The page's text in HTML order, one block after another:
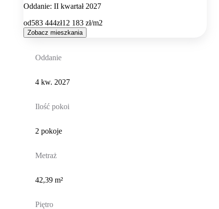
Oddanie: II kwartał 2027
od583 444zł12 183 zł/m2
Zobacz mieszkania
Oddanie
4 kw. 2027
Ilość pokoi
2 pokoje
Metraż
42,39 m²
Piętro